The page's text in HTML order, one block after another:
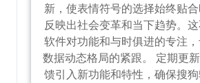
新，使表情符号的选择始终贴
反映出社会变革和当下趋势。
软件对功能和与时俱进的专注
数据动态格局的紧跟。 定期更
馈引入新功能和特性，确保搜